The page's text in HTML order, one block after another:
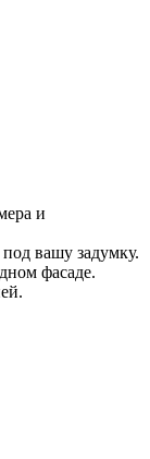
и
вашу задумку.
фасаде.